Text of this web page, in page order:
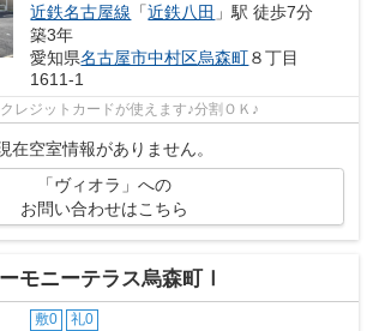
近鉄名古屋線 「近鉄八田 」駅 徒歩7分
築3年
愛知県名古屋市中村区烏森町８丁目
1611-1
レジットカードが使えます♪分割ＯＫ♪
在空室情報がありません。
「ヴィオラ」への
お問い合わせはこちら
モニーテラス烏森町Ⅰ
敷0 礼0